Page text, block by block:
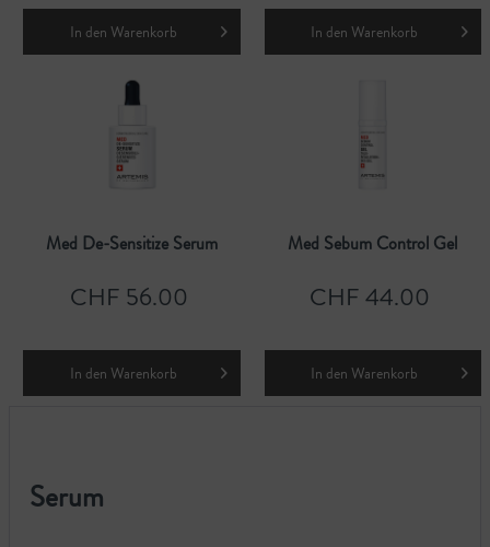
In den Warenkorb In den Warenkorb
Med De-Sensitize Serum
CHF 56.00
In den Warenkorb
Med Sebum Control Gel
CHF 44.00
In den Warenkorb
Serum